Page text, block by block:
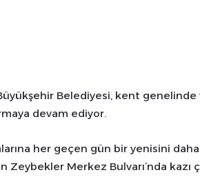
Belediyesi, kent
devam ediyor.
her geçen gün bir yenisini
Zeybekler Merkez Bulvarı’nda kazı